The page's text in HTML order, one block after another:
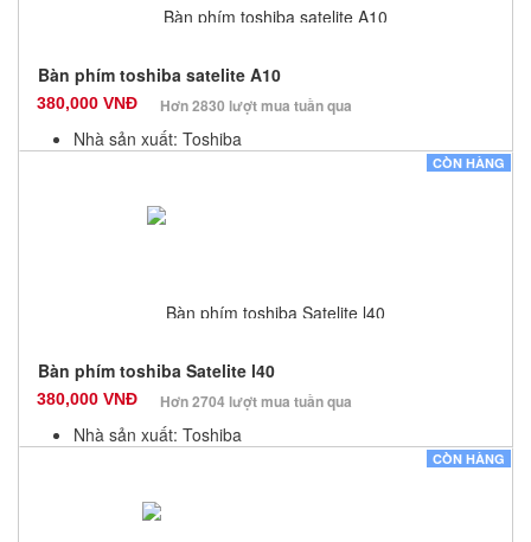
Bàn phím toshiba satelite A10
380,000 VNĐ Hơn 2830 lượt mua tuần qua
Nhà sản xuất: Toshiba
Số lượng: 10
CÒN HÀNG
Bàn phím toshiba Satelite l40
380,000 VNĐ Hơn 2704 lượt mua tuần qua
Nhà sản xuất: Toshiba
Số lượng: 10
CÒN HÀNG